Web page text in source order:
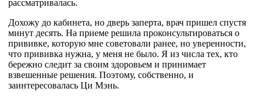
рассматривалась.
Дохожу до кабинета, но дверь заперта, врач пришел спустя
минут десять. На приеме решила проконсультироваться о
прививке, которую мне советовали ранее, но уверенности,
что прививка нужна, у меня не было. Я из числа тех, кто
бережно следит за своим здоровьем и принимает
взвешенные решения. Поэтому, собственно, и
заинтересовалась Ци Мэнь.